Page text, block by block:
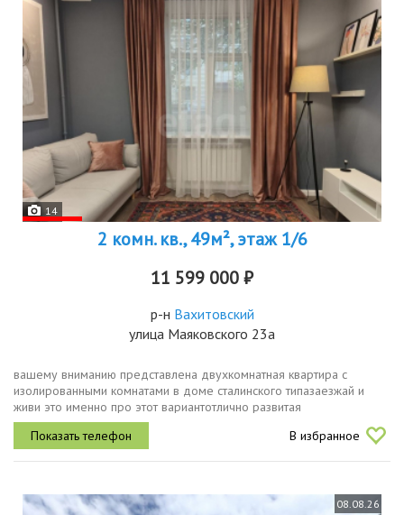
14
2 комн. кв., 49м², этаж 1/6
11 599 000 ₽
р-н Вахитовский
улица Маяковского 23а
вашему вниманию представлена двухкомнатная квартира с
изолированными комнатами в доме сталинского типазаезжай и
живи это именно про этот вариантотлично развитая
инфраструктура детские сады, школы, поликлиники, аптеки и
продовольственные магазины...
В избранное
08.08.26